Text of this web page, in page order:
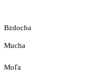
Bzdocha
Mucha
Moľa